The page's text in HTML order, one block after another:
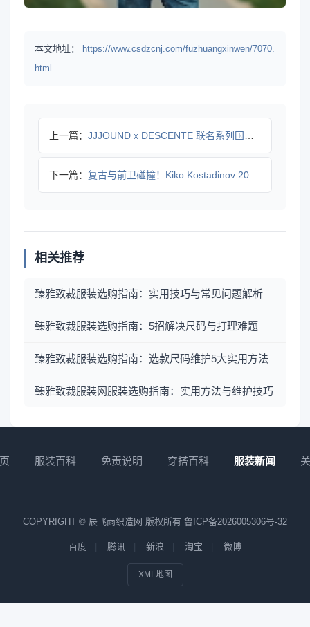
本文地址：
https://www.csdzcnj.com/fuzhuangxinwen/7070.
html
上一篇： JJJOUND x DESCENTE 联名系列国内发售时间曝
下一篇： 复古与前卫碰撞！Kiko Kostadinov 2025秋冬
相关推荐
臻雅致裁服装选购指南：实用技巧与常见问题解析
臻雅致裁服装选购指南：5招解决尺码与打理难题
臻雅致裁服装选购指南：选款尺码维护5大实用方法
臻雅致裁服装网服装选购指南：实用方法与维护技巧
服装百科 免责说明 穿搭百科 服装新闻
COPYRIGHT © 辰飞雨织造网 版权所有 鲁ICP备2026005306号-32
百度 腾讯 新浪 淘宝 微博
XML地图